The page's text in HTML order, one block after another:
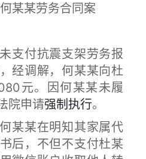
某某劳务合同案
付抗震支架劳务报
经调解，何某某向杜
元。因何某某未履
院申请强制执行。
某在明知其家属代
后，不但不支付杜某